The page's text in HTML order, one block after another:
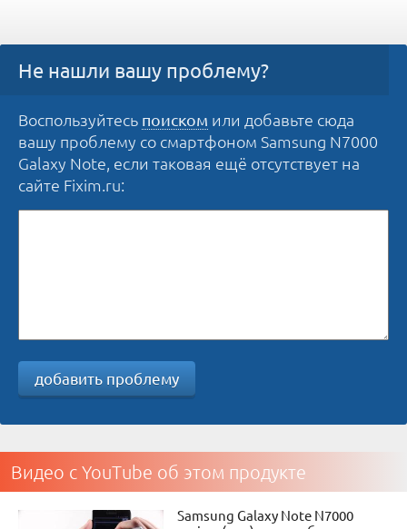
Не нашли вашу проблему?
Воспользуйтесь поиском или добавьте сюда
вашу проблему со смартфоном Samsung N7000
Galaxy Note, если таковая ещё отсутствует на
сайте Fixim.ru:
добавить проблему
Видео с YouTube об этом продукте
Samsung Galaxy Note N7000